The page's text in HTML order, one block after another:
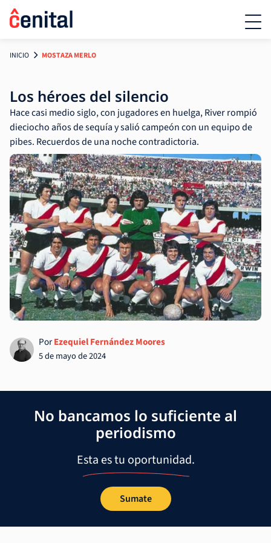
INICIO MOSTAZA MERLO
Los héroes del silencio
Hace casi medio siglo, con jugadores en huelga, River rompió
dieciocho años de sequía y salió campeón con un equipo de
pibes. Recuerdos de una noche contradictoria.
PorEzequiel Fernández Moores
5 de mayo de 2024
No bancamos lo suficiente al
periodismo
Esta es tu oportunidad.
Sumate